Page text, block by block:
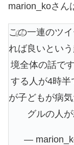
marion_koさん
この一連のツ
れば良いとい
境全体の話で
する人が4時半
が子どもが病
グルの人
—